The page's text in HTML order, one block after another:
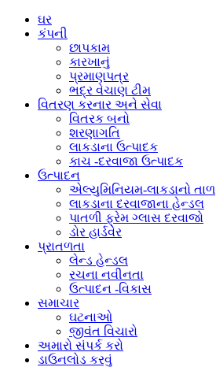
ઘર
કંપની
છાપકામ
કારખાનું
પ્રમાણપત્ર
ભદ્ર ​​વેચાણ ટીમ
વિતરણ કરનાર અને સેવા
વિતરક બનો
શરણાગતિ
લાકડાના ઉત્પાદક
કાચ -દરવાજા ઉત્પાદક
ઉત્પાદન
એલ્યુમિનિયમ-લાકડાનો તાળ
લાકડાના દરવાજાના હેન્ડલ
પાતળી ફ્રેમ ગ્લાસ દરવાજો
ડોર હાર્ડવેર
પ્રાતળતા
લેન્ડ હેન્ડલ
રચના નવીનતા
ઉત્પાદન -વિકાસ
સમાચાર
ઘટનાઓ
જીવંત વિચારો
અમારો સંપર્ક કરો
ડાઉનલોડ કરવું